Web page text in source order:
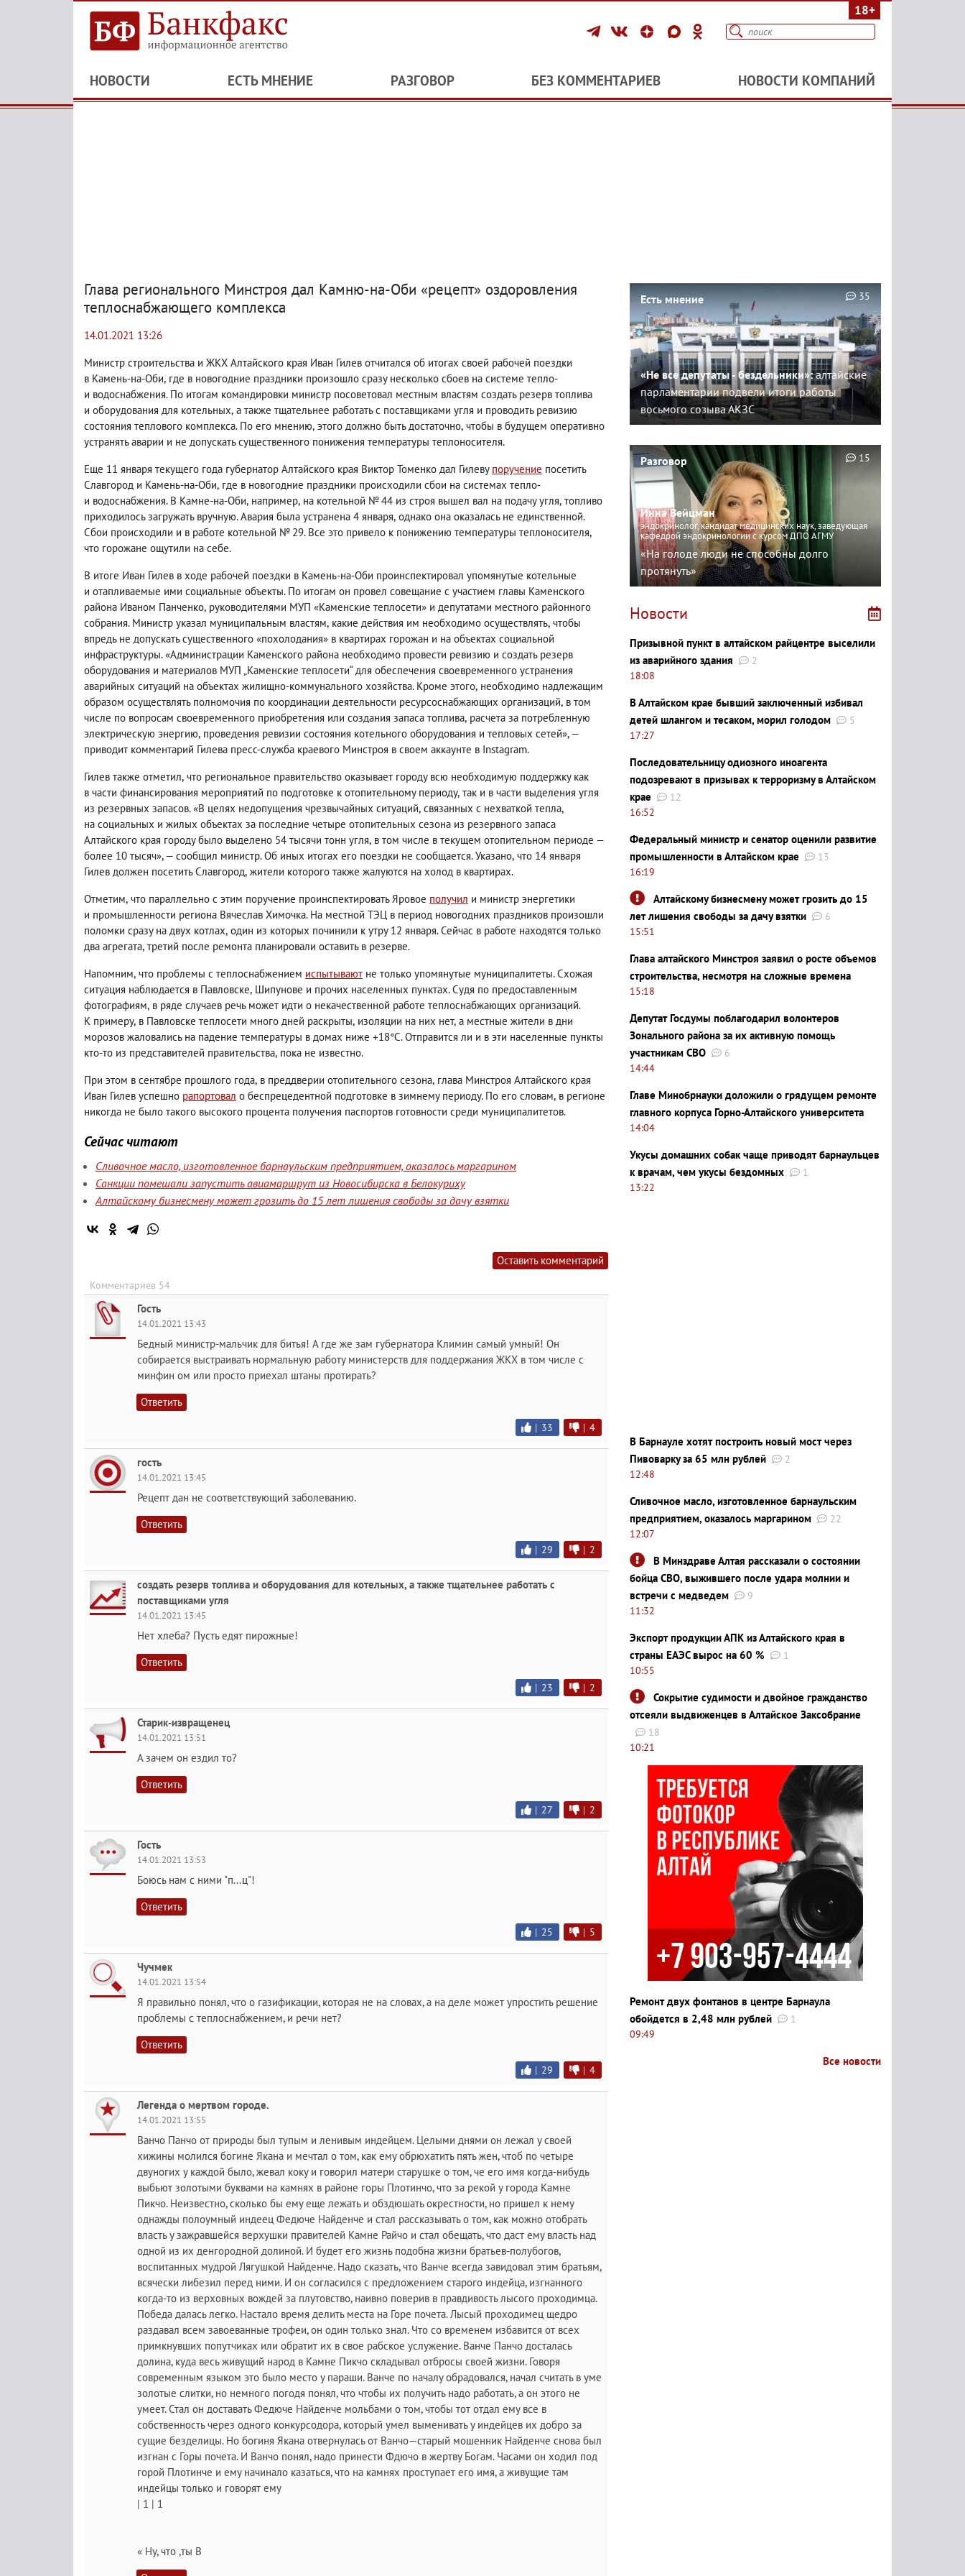
18+
НОВОСТИ ЕСТЬ МНЕНИЕ РАЗГОВОР БЕЗ КОММЕНТАРИЕВ НОВОСТИ КОМПАНИЙ
Глава регионального Минстроя дал Камню-на-Оби «рецепт» оздоровления
теплоснабжающего комплекса
14.01.2021 13:26
Министр строительства и ЖКХ Алтайского края Иван Гилев отчитался об итогах своей рабочей поездки
в Камень-на-Оби, где в новогодние праздники произошло сразу несколько сбоев на системе тепло-
и водоснабжения. По итогам командировки министр посоветовал местным властям создать резерв топлива
и оборудования для котельных, а также тщательнее работать с поставщиками угля и проводить ревизию
состояния теплового комплекса. По его мнению, этого должно быть достаточно, чтобы в будущем оперативно
устранять аварии и не допускать существенного понижения температуры теплоносителя.
Еще 11 января текущего года губернатор Алтайского края Виктор Томенко дал Гилеву поручение посетить
Славгород и Камень-на-Оби, где в новогодние праздники происходили сбои на системах тепло-
и водоснабжения. В Камне-на-Оби, например, на котельной № 44 из строя вышел вал на подачу угля, топливо
приходилось загружать вручную. Авария была устранена 4 января, однако она оказалась не единственной.
Сбои происходили и в работе котельной № 29. Все это привело к понижению температуры теплоносителя,
что горожане ощутили на себе.
В итоге Иван Гилев в ходе рабочей поездки в Камень-на-Оби проинспектировал упомянутые котельные
и отапливаемые ими социальные объекты. По итогам он провел совещание с участием главы Каменского
района Иваном Панченко, руководителями МУП «Каменские теплосети» и депутатами местного районного
собрания. Министр указал муниципальным властям, какие действия им необходимо осуществлять, чтобы
впредь не допускать существенного «похолодания» в квартирах горожан и на объектах социальной
инфраструктуры. «Администрации Каменского района необходимо провести ревизию и создать резерв
оборудования и материалов МУП „Каменские теплосети“ для обеспечения своевременного устранения
аварийных ситуаций на объектах жилищно-коммунального хозяйства. Кроме этого, необходимо надлежащим
образом осуществлять полномочия по координации деятельности ресурсоснабжающих организаций, в том
числе по вопросам своевременного приобретения или создания запаса топлива, расчета за потребленную
электрическую энергию, проведения ревизии состояния котельного оборудования и тепловых сетей», —
приводит комментарий Гилева пресс-служба краевого Минстроя в своем аккаунте в Instagram.
Гилев также отметил, что региональное правительство оказывает городу всю необходимую поддержку как
в части финансирования мероприятий по подготовке к отопительному периоду, так и в части выделения угля
из резервных запасов. «В целях недопущения чрезвычайных ситуаций, связанных с нехваткой тепла,
на социальных и жилых объектах за последние четыре отопительных сезона из резервного запаса
Алтайского края городу было выделено 54 тысячи тонн угля, в том числе в текущем отопительном периоде —
более 10 тысяч», — сообщил министр. Об иных итогах его поездки не сообщается. Указано, что 14 января
Гилев должен посетить Славгород, жители которого также жалуются на холод в квартирах.
Отметим, что параллельно с этим поручение проинспектировать Яровое получил и министр энергетики
и промышленности региона Вячеслав Химочка. На местной ТЭЦ в период новогодних праздников произошли
поломки сразу на двух котлах, один из которых починили к утру 12 января. Сейчас в работе находятся только
два агрегата, третий после ремонта планировали оставить в резерве.
Напомним, что проблемы с теплоснабжением испытывают не только упомянутые муниципалитеты. Схожая
ситуация наблюдается в Павловске, Шипунове и прочих населенных пунктах. Судя по предоставленным
фотографиям, в ряде случаев речь может идти о некачественной работе теплоснабжающих организаций.
К примеру, в Павловске теплосети много дней раскрыты, изоляции на них нет, а местные жители в дни
морозов жаловались на падение температуры в домах ниже +18°С. Отправится ли и в эти населенные пункты
кто-то из представителей правительства, пока не известно.
При этом в сентябре прошлого года, в преддверии отопительного сезона, глава Минстроя Алтайского края
Иван Гилев успешно рапортовал о беспрецедентной подготовке в зимнему периоду. По его словам, в регионе
никогда не было такого высокого процента получения паспортов готовности среди муниципалитетов.
Сейчас читают
Сливочное масло, изготовленное барнаульским предприятием, оказалось маргарином
Санкции помешали запустить авиамаршрут из Новосибирска в Белокуриху
Алтайскому бизнесмену может грозить до 15 лет лишения свободы за дачу взятки
Оставить комментарий
Комментариев 54
Гость
14.01.2021 13:43
Бедный министр-мальчик для битья! А где же зам губернатора Климин самый умный! Он
собирается выстраивать нормальную работу министерств для поддержания ЖКХ в том числе с
минфин ом или просто приехал штаны протирать?
Ответить
| 33 | 4
гость
14.01.2021 13:45
Рецепт дан не соответствующий заболеванию.
Ответить
| 29 | 2
создать резерв топлива и оборудования для котельных, а также тщательнее работать с
поставщиками угля
14.01.2021 13:45
Нет хлеба? Пусть едят пирожные!
Ответить
| 23 | 2
Старик-извращенец
14.01.2021 13:51
А зачем он ездил то?
Ответить
| 27 | 2
Гость
14.01.2021 13:53
Боюсь нам с ними "п...ц"!
Ответить
| 25 | 5
Чучмек
14.01.2021 13:54
Я правильно понял, что о газификации, которая не на словах, а на деле может упростить решение
проблемы с теплоснабжением, и речи нет?
Ответить
| 29 | 4
Легенда о мертвом городе.
14.01.2021 13:55
Ванчо Панчо от природы был тупым и ленивым индейцем. Целыми днями он лежал у своей
хижины молился богине Якана и мечтал о том, как ему обрюхатить пять жен, чтоб по четыре
двуногих у каждой было, жевал коку и говорил матери старушке о том, че его имя когда-нибудь
выбьют золотыми буквами на камнях в районе горы Плотинчо, что за рекой у города Камне
Пикчо. Неизвестно, сколько бы ему еще лежать и обздюшать окрестности, но пришел к нему
однажды полоумный индеец Федюче Найденче и стал рассказывать о том, как можно отобрать
власть у зажравшейся верхушки правителей Камне Райчо и стал обещать, что даст ему власть над
одной из их денгородной долиной. И будет его жизнь подобна жизни братьев-полубогов,
воспитанных мудрой Лягушкой Найденче. Надо сказать, что Ванче всегда завидовал этим братьям,
всячески либезил перед ними. И он согласился с предложением старого индейца, изгнанного
когда-то из верховных вождей за плутовство, наивно поверив в правдивость лысого проходимца.
Победа далась легко. Настало время делить места на Горе почета. Лысый проходимец щедро
раздавал всем завоеванные трофеи, он один только знал. Что со временем избавится от всех
примкнувших попутчиках или обратит их в свое рабское услужение. Ванче Панчо досталась
долина, куда весь живущий народ в Камне Пикчо складывал отбросы своей жизни. Говоря
современным языком это было место у параши. Ванче по началу обрадовался, начал считать в уме
золотые слитки, но немного погодя понял, что чтобы их получить надо работать, а он этого не
умеет. Стал он доставать Федюче Найденче мольбами о том, чтобы тот отдал ему все в
собственность через одного конкурсодора, который умел выменивать у индейцев их добро за
сущие безделицы. Но богиня Якана отвернулась от Ванчо—старый мошенник Найденче снова был
изгнан с Горы почета. И Ванчо понял, надо принести Фдючо в жертву Богам. Часами он ходил под
горой Плотинче и ему начинало казаться, что на камнях проступает его имя, а живущие там
индейцы только и говорят ему
| 1 | 1
« Ну, что ,ты В
Есть мнение
«Не все депутаты - бездельники»:алтайские
парламентарии подвели итоги работы
восьмого созыва АКЗС
35
Разговор
Инна Вейцман
эндокринолог, кандидат медицинских наук, заведующая
кафедрой эндокринологии с курсом ДПО АГМУ
«На голоде люди не способны долго
протянуть»
15
Новости
Призывной пункт в алтайском райцентре выселили
из аварийного здания
2
18:08
В Алтайском крае бывший заключенный избивал
детей шлангом и тесаком, морил голодом
5
17:27
Последовательницу одиозного иноагента
подозревают в призывах к терроризму в Алтайском
крае
12
16:52
Федеральный министр и сенатор оценили развитие
промышленности в Алтайском крае
13
16:19
Алтайскому бизнесмену может грозить до 15
лет лишения свободы за дачу взятки
6
15:51
Глава алтайского Минстроя заявил о росте объемов
строительства, несмотря на сложные времена
15:18
Депутат Госдумы поблагодарил волонтеров
Зонального района за их активную помощь
участникам СВО
6
14:44
Главе Минобрнауки доложили о грядущем ремонте
главного корпуса Горно-Алтайского университета
14:04
Укусы домашних собак чаще приводят барнаульцев
к врачам, чем укусы бездомных
1
13:22
В Барнауле хотят построить новый мост через
Пивоварку за 65 млн рублей
2
12:48
Сливочное масло, изготовленное барнаульским
предприятием, оказалось маргарином
22
12:07
В Минздраве Алтая рассказали о состоянии
бойца СВО, выжившего после удара молнии и
встречи с медведем
9
11:32
Экспорт продукции АПК из Алтайского края в
страны ЕАЭС вырос на 60 %
1
10:55
Сокрытие судимости и двойное гражданство
отсеяли выдвиженцев в Алтайское Заксобрание
18
10:21
Ремонт двух фонтанов в центре Барнаула
обойдется в 2,48 млн рублей
1
09:49
Все новости